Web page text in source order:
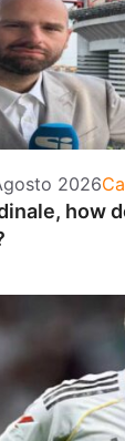
2026
how